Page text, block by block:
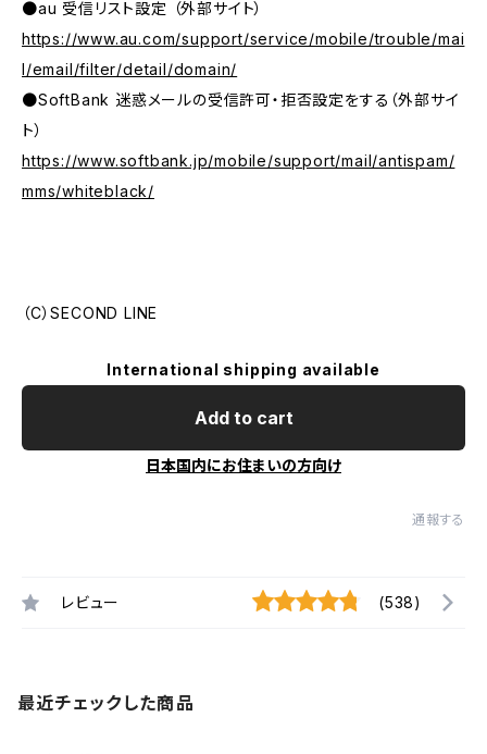
●au 受信リスト設定 （外部サイト）
https://www.au.com/support/service/mobile/trouble/mai
l/email/filter/detail/domain/
●SoftBank 迷惑メールの受信許可・拒否設定をする（外部サイ
ト）
https://www.softbank.jp/mobile/support/mail/antispam/
mms/whiteblack/
（C）SECOND LINE
International shipping available
Add to cart
日本国内にお住まいの方向け
通報する
レビュー (538)
最近チェックした商品